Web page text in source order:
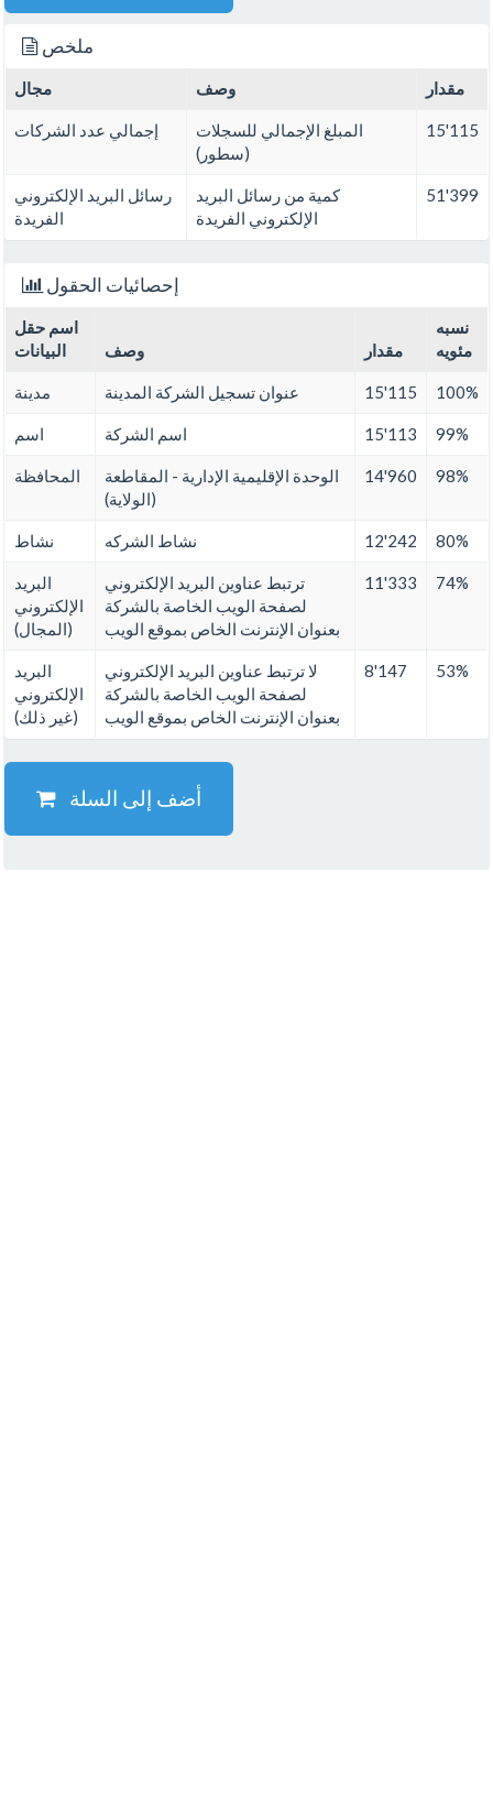
ملخص
مجال وصف مقدار
إجمالي عدد الشركات
المبلغ الإجمالي للسجلات
(سطور)
15'115
رسائل البريد الإلكتروني
الفريدة
كمية من رسائل البريد
الإلكتروني الفريدة
51'399
إحصائيات الحقول
اسم حقل
البيانات
وصف مقدار
نسبه
مئويه
مدينة عنوان تسجيل الشركة المدينة 15'115 100%
اسم اسم الشركة 15'113 99%
المحافظة
الوحدة الإقليمية الإدارية - المقاطعة
(الولاية)
14'960 98%
نشاط نشاط الشركه 12'242 80%
البريد
الإلكتروني
(المجال)
ترتبط عناوين البريد الإلكتروني
لصفحة الويب الخاصة بالشركة
بعنوان الإنترنت الخاص بموقع الويب
11'333 74%
البريد
الإلكتروني
(غير ذلك)
لا ترتبط عناوين البريد الإلكتروني
لصفحة الويب الخاصة بالشركة
بعنوان الإنترنت الخاص بموقع الويب
8'147 53%
أضف إلى السلة